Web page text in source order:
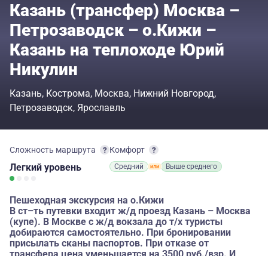
Казань (трансфер) Москва –
Петрозаводск – о.Кижи –
Казань на теплоходе Юрий
Никулин
Казань Кострома Москва Нижний Новгород
Петрозаводск Ярославль
Сложность маршрута
Легкий уровень
Комфорт
Средний Выше среднего
Пешеходная экскурсия на о.Кижи
В ст–ть путевки входит ж/д проезд Казань – Москва
(купе). В Москве с ж/д вокзала до т/х туристы
добираются самостоятельно. При бронировании
присылать сканы паспортов. При отказе от